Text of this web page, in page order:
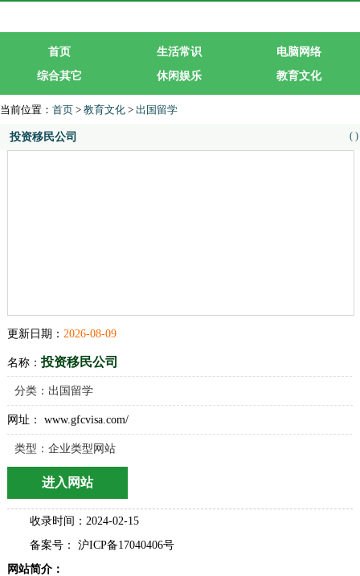
首页 生活常识
电脑网络
综合其它
休闲娱乐
教育文化
当前位置： 首页 > 教育文化 > 出国留学
投资移民公司 ( )
更新日期： 2026-08-09
名称：投资移民公司
分类： 出国留学
网址： www.gfcvisa.com/
类型：企业类型网站
进入网站
收录时间：2024-02-15
备案号： 沪ICP备17040406号
网站简介：